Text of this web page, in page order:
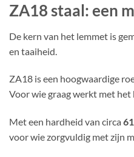
ZA18 staal: een
De kern van het lemmet is
en taaiheid.
ZA18 is een hoogwaardige
Voor wie graag werkt met het
Met een hardheid van circa
voor wie zorgvuldig met zijn